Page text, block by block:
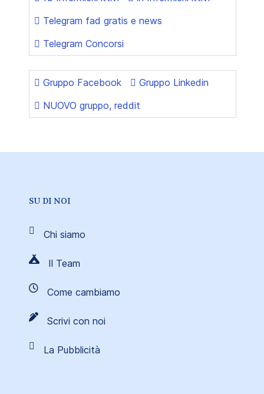
Telegram fad gratis e news
Telegram Concorsi
Gruppo Facebook
Gruppo Linkedin
NUOVO gruppo, reddit
SU DI NOI
Chi siamo
Il Team
Come cambiamo
Scrivi con noi
La Pubblicità